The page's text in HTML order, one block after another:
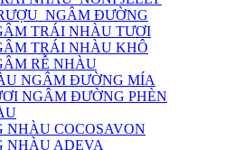
ĐƯỜNG
TRÁI NHÀU TƯƠI
TRÁI NHÀU KHÔ
RỄ NHÀU
NGÂM ĐƯỜNG MÍA
NGÂM ĐƯỜNG PHÈN
NHÀU COCOSAVON
NHÀU ADEVA